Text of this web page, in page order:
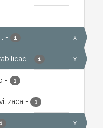
- 1 x
- 1 x
- 1
- 1
1 x